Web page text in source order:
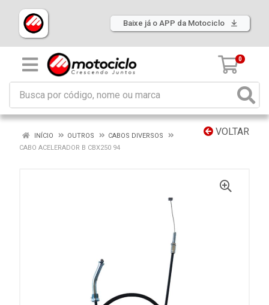
Baixe já o APP da Motociclo
0
VOLTAR
INÍCIO OUTROS
CABOS DIVERSOS
CABO ACELERADOR B CBX250 94